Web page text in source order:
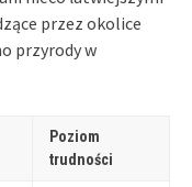
przez okolice
przyrody w
Poziom
trudności